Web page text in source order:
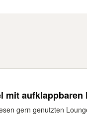
mit aufklappbaren
gern genutzten